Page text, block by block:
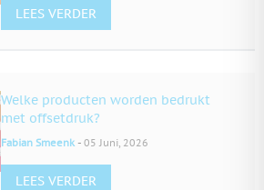
LEES VERDER
Welke producten worden bedrukt
met offsetdruk?
Fabian Smeenk - 05 Juni, 2026
LEES VERDER